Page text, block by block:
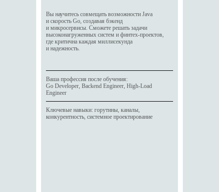
Вы научитесь совмещать возможности Java
и скорость Go, создавая бэкенд
и микросервисы. Сможете решать задачи
высоконагруженных систем и финтех-проектов,
где критична каждая миллисекунда
и надежность.
Ваша профессия после обучения:
Go Developer, Backend Engineer, High-Load
Engineer
Ключевые навыки: горутины, каналы,
конкурентность, системное проектирование